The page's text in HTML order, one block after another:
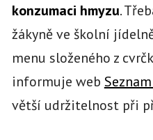
konzumaci hmyzu.
žákyně ve školní
menu složeného z
informuje web
větší udržitelnost při